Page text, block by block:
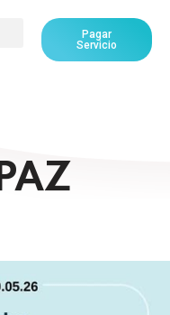
Pagar
Servicio